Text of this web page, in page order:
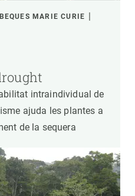
BEQUES MARIE CURIE
intraindividual de
ajuda les plantes a
de la sequera